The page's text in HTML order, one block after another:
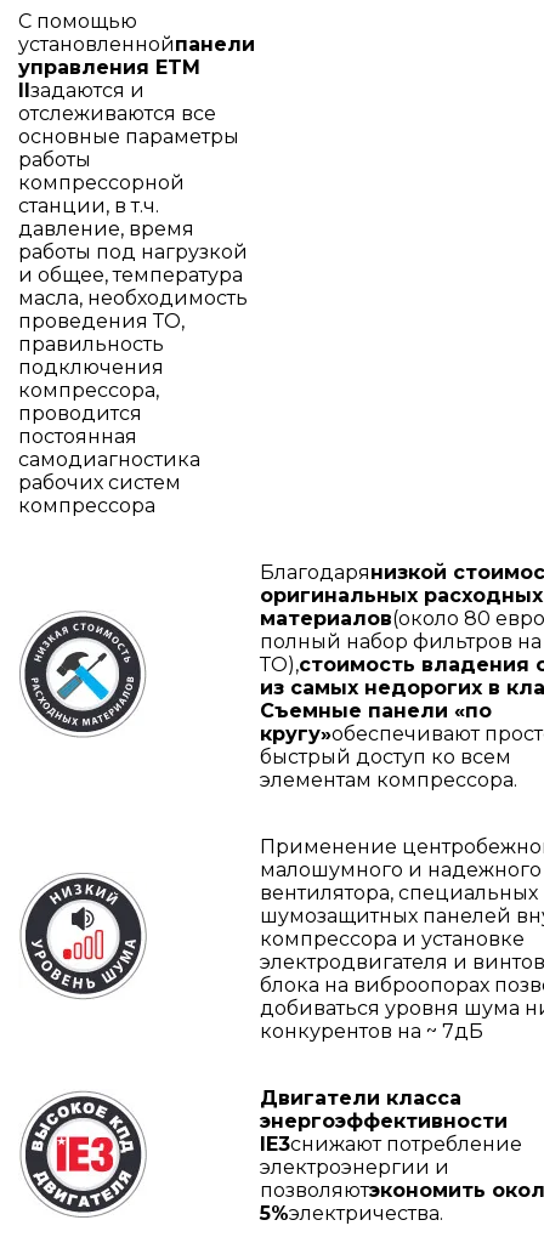
С помощью
установленнойпанели
управления ETM
IIзадаются и
отслеживаются все
основные параметры
работы
компрессорной
станции, в т.ч.
давление, время
работы под нагрузкой
и общее, температура
масла, необходимость
проведения ТО,
правильность
подключения
компрессора,
проводится
постоянная
самодиагностика
рабочих систем
компрессора
Благодарянизкой
оригинальных расходных
материалов(около 80 евро
полный набор фильтров на
ТО),стоимость владения
из самых недорогих в
Съемные панели «по
кругу»обеспечивают
быстрый доступ ко всем
элементам компрессора.
Применение
малошумного и надежного
вентилятора, специальных
шумозащитных панелей
компрессора и установке
электродвигателя и
блока на виброопорах
добиваться уровня шума
конкурентов на ~ 7дБ
Двигатели класса
энергоэффективности
IE3снижают потребление
электроэнергии и
позволяютэкономить
5%электричества.